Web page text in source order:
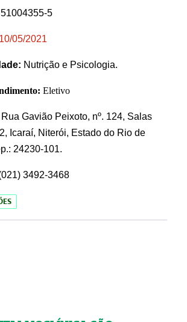
51004355-5
10/05/2021
Nutrição e Psicologia.
Eletivo
Rua Gavião Peixoto, nº. 124, Salas
Icaraí, Niterói, Estado do Rio de
24230-101.
3492-3468